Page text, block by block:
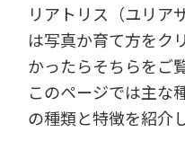
リアトリス（ユリア
は写真か育て方をク
かったらそちらをご
このページでは主な
の種類と特徴を紹介